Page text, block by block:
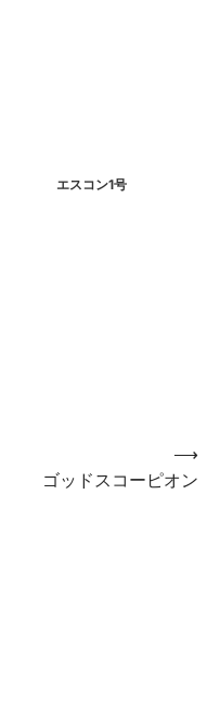
エスコン1号
ゴッドスコーピオン
⟶